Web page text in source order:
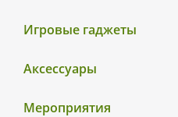
Игровые гаджеты
Аксессуары
Мероприятия